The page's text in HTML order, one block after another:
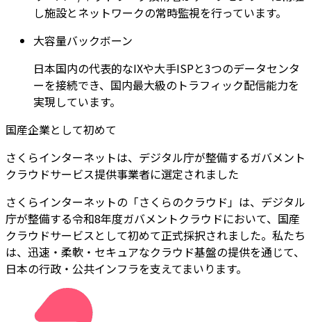
し施設とネットワークの常時監視を行っています。
大容量バックボーン
日本国内の代表的なIXや大手ISPと3つのデータセンタ
ーを接続でき、国内最大級のトラフィック配信能力を
実現しています。
国産企業として初めて
さくらインターネットは、デジタル庁が整備するガバメント
クラウドサービス提供事業者に選定されました
さくらインターネットの「さくらのクラウド」は、デジタル
庁が整備する令和8年度ガバメントクラウドにおいて、国産
クラウドサービスとして初めて正式採択されました。私たち
は、迅速・柔軟・セキュアなクラウド基盤の提供を通じて、
日本の行政・公共インフラを支えてまいります。